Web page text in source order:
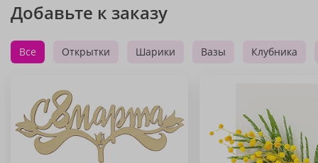
Добавьте к заказу
Все Открытки Шарики Вазы Клубника